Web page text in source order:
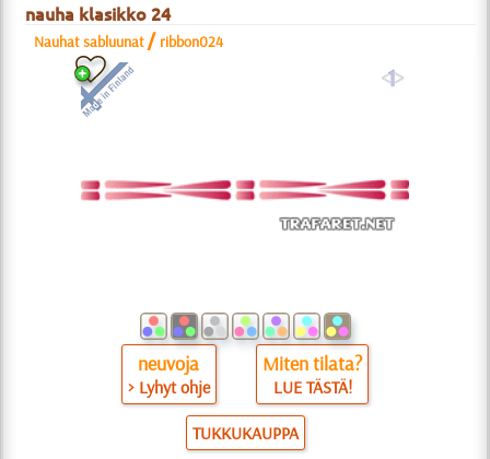
nauha klasikko 24
Nauhat sabluunat / ribbon024
a
neuvoja
> Lyhyt ohje
Miten tilata?
LUE TÄSTÄ!
TUKKUKAUPPA